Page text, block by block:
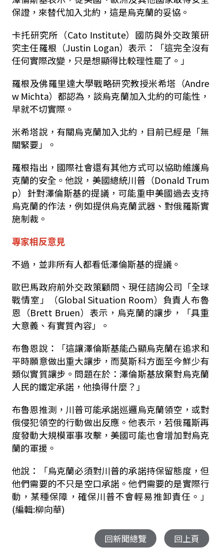
保證，來替代加入北約，這是烏克蘭的妥協。
卡托研究所（Cato Institute）國防與外交政策研
究主任羅根（Justin Logan）表示：「這完全沒有
任何實際改變，只是想顯得比較理性罷了。」
羅根及佛羅里達大學戰略研究教授米希塔（Andre
w Michta）都認為，談烏克蘭加入北約的可能性，
早就不切實際。
米希塔說，有關烏克蘭加入北約，目前已經是「無
關緊要」。
羅根指出，國際社會還有其他方式可以協助維護烏
克蘭的安全。他說，美國總統川普（Donald Trum
p）針對澤倫斯基的提議，可能重申美國過去支持
烏克蘭的作法，例如提供烏克蘭武器、對俄羅斯實
施制裁。
專家相反意見
不過，並非所有人都看低澤倫斯基的提議。
歐巴馬政府前外交政策顧問、現任諮詢公司「全球
戰情室」（Global Situation Room）負責人布魯
恩（Brett Bruen）表示，烏克蘭的讓步，「具重
大意義、有實質內容」。
布魯恩說：「這讓澤倫斯基能凸顯烏克蘭在追求和
平時願意做出重大讓步，而莫斯科方面至今鮮少有
類似實質讓步。問題在於：澤倫斯基放棄對烏克蘭
人民的鐵定承諾，他換得什麼？」
布魯恩推測，川普可能承諾巡邏烏克蘭領空，或對
俄侵犯領空的行動做出反應。他表示，若俄羅斯再
度發動大規模軍事攻擊，美國可能也會增加對烏克
蘭的軍援。
他說：「烏克蘭必須對川普的承諾持保留態度，但
他們需要的不只是空口承諾。他們需要的是實際行
動，某種保障，確保川普不會輕易推卸責任。」
(編輯:柳向華)
回新聞總覽 回上頁